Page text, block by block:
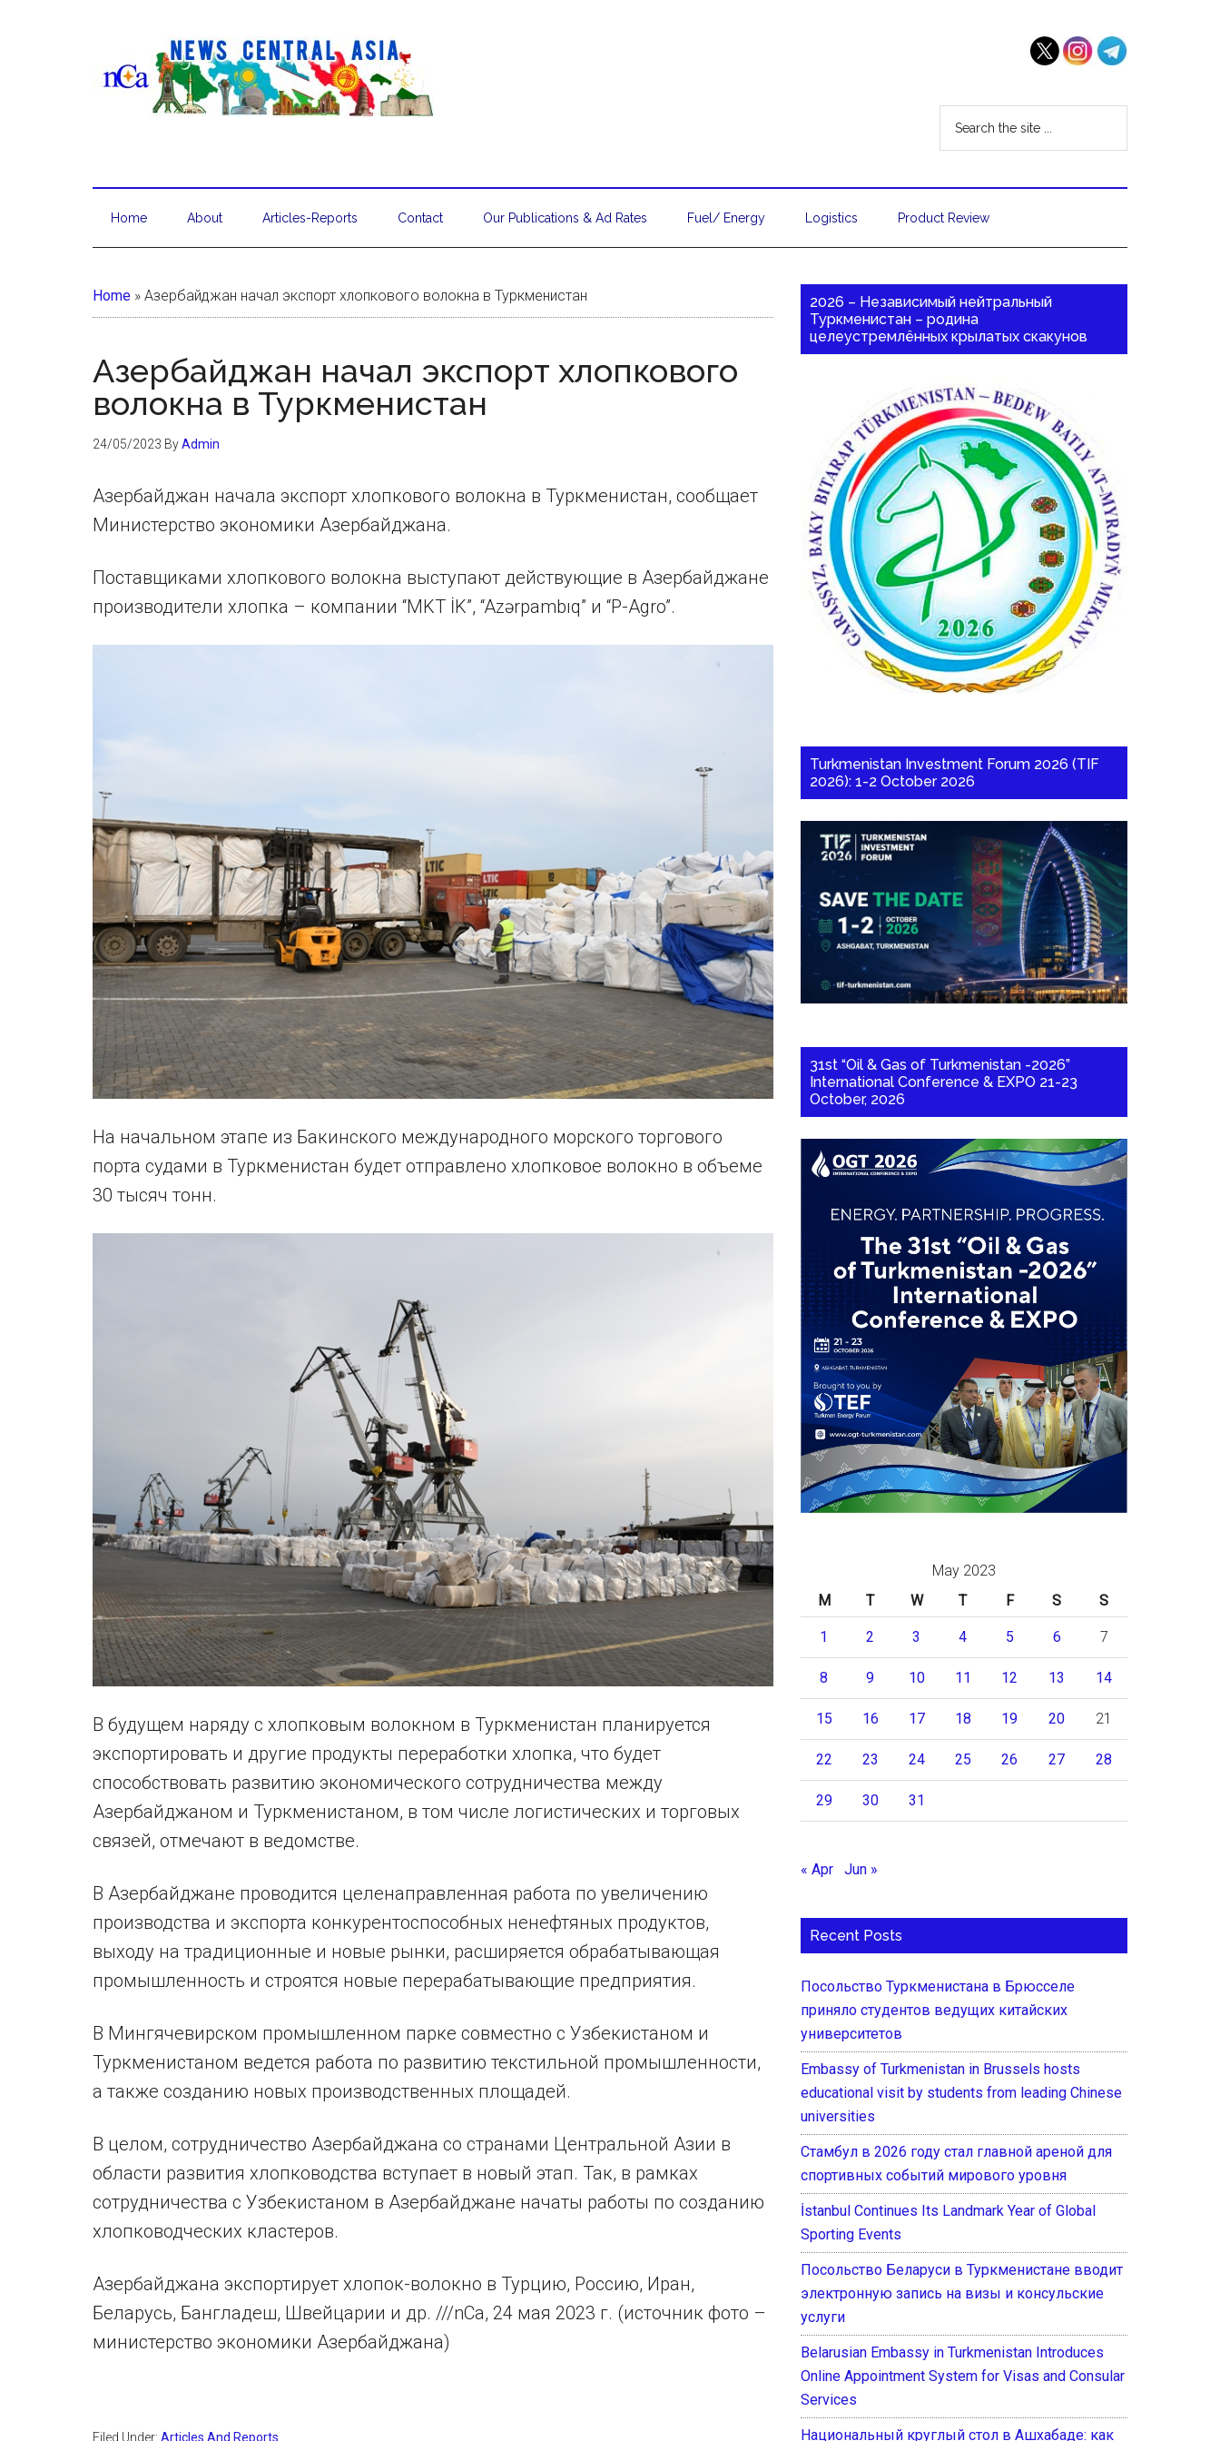
Home About Articles-Reports Contact Our Publications & Ad Rates Fuel/ Energy Logistics Product Review
Home » Азербайджан начал экспорт хлопкового волокна в Туркменистан
Азербайджан начал экспорт хлопкового
волокна в Туркменистан
24/05/2023 ByAdmin
Азербайджан начала экспорт хлопкового волокна в Туркменистан, сообщает
Министерство экономики Азербайджана.
Поставщиками хлопкового волокна выступают действующие в Азербайджане
производители хлопка – компании “MKT İK”, “Azərpambıq” и “P-Agro”.
На начальном этапе из Бакинского международного морского торгового
порта судами в Туркменистан будет отправлено хлопковое волокно в объеме
30 тысяч тонн.
В будущем наряду с хлопковым волокном в Туркменистан планируется
экспортировать и другие продукты переработки хлопка, что будет
способствовать развитию экономического сотрудничества между
Азербайджаном и Туркменистаном, в том числе логистических и торговых
связей, отмечают в ведомстве.
В Азербайджане проводится целенаправленная работа по увеличению
производства и экспорта конкурентоспособных ненефтяных продуктов,
выходу на традиционные и новые рынки, расширяется обрабатывающая
промышленность и строятся новые перерабатывающие предприятия.
В Мингячевирском промышленном парке совместно с Узбекистаном и
Туркменистаном ведется работа по развитию текстильной промышленности,
а также созданию новых производственных площадей.
В целом, сотрудничество Азербайджана со странами Центральной Азии в
области развития хлопководства вступает в новый этап. Так, в рамках
сотрудничества с Узбекистаном в Азербайджане начаты работы по созданию
хлопководческих кластеров.
Азербайджана экспортирует хлопок-волокно в Турцию, Россию, Иран,
Беларусь, Бангладеш, Швейцарии и др. ///nCa, 24 мая 2023 г. (источник фото –
министерство экономики Азербайджана)
Filed Under: Articles And Reports
2026 – Независимый нейтральный
Туркменистан – родина
целеустремлённых крылатых скакунов
Turkmenistan Investment Forum 2026 (TIF
2026): 1-2 October 2026
31st “Oil & Gas of Turkmenistan -2026”
International Conference & EXPO 21-23
October, 2026
May 2023
M
T W T F S S
1 2 3 4 5 6 7
8 9 10 11 12 13 14
15 16 17 18 19 20 21
22 23 24 25 26 27 28
29 30 31
« Apr Jun »
Recent Posts
Посольство Туркменистана в Брюсселе
приняло студентов ведущих китайских
университетов
Embassy of Turkmenistan in Brussels hosts
educational visit by students from leading Chinese
universities
Стамбул в 2026 году стал главной ареной для
спортивных событий мирового уровня
İstanbul Continues Its Landmark Year of Global
Sporting Events
Посольство Беларуси в Туркменистане вводит
электронную запись на визы и консульские
услуги
Belarusian Embassy in Turkmenistan Introduces
Online Appointment System for Visas and Consular
Services
Национальный круглый стол в Ашхабаде: как